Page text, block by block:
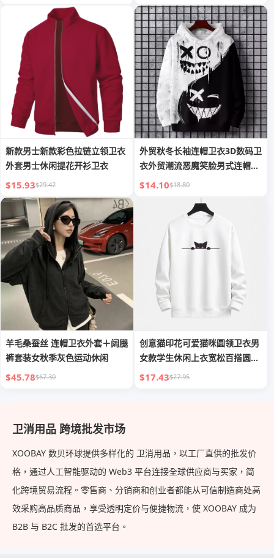
新款男士新款彩色拉链立领卫衣
外套男士休闲提花开衫卫衣
$15.93$29.42
外贸秋冬长袖连帽卫衣3D数码卫
衣外贸潮流恶魔笑脸男式连帽衫
批发
$14.10$18.80
羊毛桑蚕丝 连帽卫衣外套＋阔腿
裤套装女秋季灰色运动休闲
$45.78$67.30
创意猫印花可爱猫咪圆领卫衣男
女款学生休闲上衣宽松百搭圆领
卫衣
$17.43$27.95
卫消用品 跨境批发市场
XOOBAY 数贝环球提供多样化的 卫消用品，以工厂直供的批发价
格，通过人工智能驱动的 Web3 平台连接全球供应商与买家，简
化跨境贸易流程。零售商、分销商和创业者都能从可信制造商处高
效采购高品质商品，享受透明定价与便捷物流，使 XOOBAY 成为
B2B 与 B2C 批发的首选平台。